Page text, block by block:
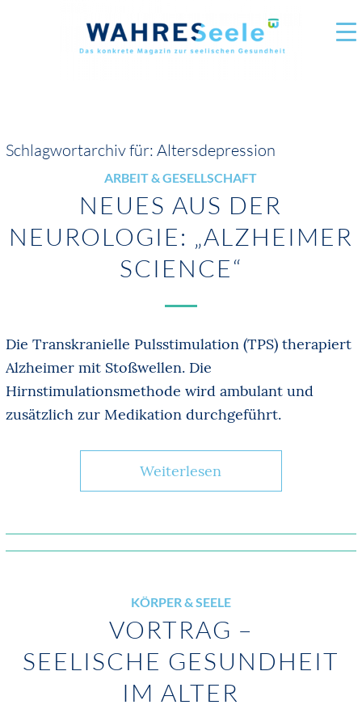
Schlagwortarchiv für: Altersdepression
ARBEIT & GESELLSCHAFT
NEUES AUS DER
NEUROLOGIE: „ALZHEIMER
SCIENCE“
Die Transkranielle Pulsstimulation (TPS) therapiert
Alzheimer mit Stoßwellen. Die
Hirnstimulationsmethode wird ambulant und
zusätzlich zur Medikation durchgeführt.
Weiterlesen
KÖRPER & SEELE
VORTRAG –
SEELISCHE GESUNDHEIT
IM ALTER